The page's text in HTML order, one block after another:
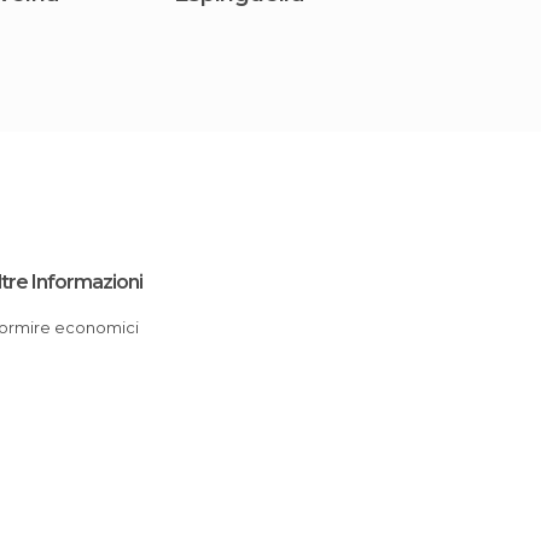
Informazioni
Dormire economici